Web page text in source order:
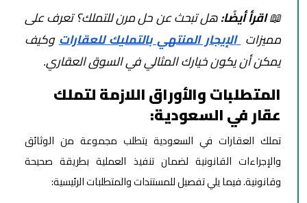
📖اقرأ أيضًا:هل تبحث عن حل مرن للتملك؟ تعرف على
مميزات الإيجار المنتهي بالتمليك للعقاراتوكيف
يمكن أن يكون خيارك المثالي في السوق العقاري.
المتطلبات والأوراق اللازمة لتملك
عقار في السعودية:
تملك العقارات في السعودية يتطلب مجموعة من الوثائق
والإجراءات القانونية لضمان تنفيذ العملية بطريقة صحيحة
وقانونية. فيما يلي تفصيل للمستندات والمتطلبات الرئيسية: